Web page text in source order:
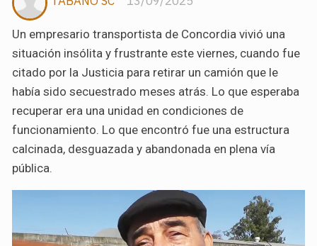
Un empresario transportista de Concordia vivió una
situación insólita y frustrante este viernes, cuando fue
citado por la Justicia para retirar un camión que le
había sido secuestrado meses atrás. Lo que esperaba
recuperar era una unidad en condiciones de
funcionamiento. Lo que encontró fue una estructura
calcinada, desguazada y abandonada en plena vía
pública.